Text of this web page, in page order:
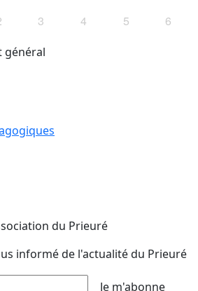
3 4 5 6
général
du Prieuré
informé de l'actualité du Prieuré
Je m'abonne